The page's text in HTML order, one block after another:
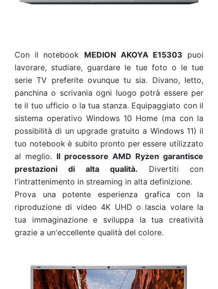
Con il notebook MEDION AKOYA E15303 puoi
lavorare, studiare, guardare le tue foto o le tue
serie TV preferite ovunque tu sia. Divano, letto,
panchina o scrivania ogni luogo potrà essere per
te il tuo ufficio o la tua stanza. Equipaggiato con il
sistema operativo Windows 10 Home (ma con la
possibilità di un upgrade gratuito a Windows 11) il
tuo notebook è subito pronto per essere utilizzato
al meglio. Il processore AMD Ryzen garantisce
prestazioni di alta qualità. Divertiti con
l'intrattenimento in streaming in alta definizione.
Prova una potente esperienza grafica con la
riproduzione di video 4K UHD o lascia volare la
tua immaginazione e sviluppa la tua creatività
grazie a un'eccellente qualità del colore.